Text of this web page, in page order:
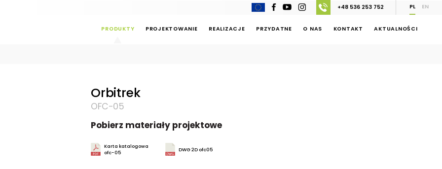
+48 536 253 752 PL EN
PRODUKTY PROJEKTOWANIE REALIZACJE PRZYDATNE O NAS KONTAKT AKTUALNOŚCI
Orbitrek
OFC-05
Pobierz materiały projektowe
Karta katalogowa
ofc-05
DWG 2D ofc05